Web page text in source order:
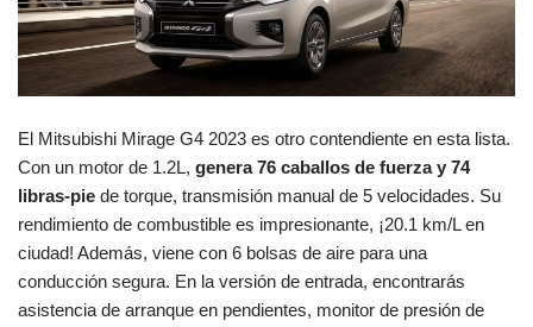
El Mitsubishi Mirage G4 2023 es otro contendiente en esta lista.
Con un motor de 1.2L, genera 76 caballos de fuerza y 74
libras-pie de torque, transmisión manual de 5 velocidades. Su
rendimiento de combustible es impresionante, ¡20.1 km/L en
ciudad! Además, viene con 6 bolsas de aire para una
conducción segura. En la versión de entrada, encontrarás
asistencia de arranque en pendientes, monitor de presión de